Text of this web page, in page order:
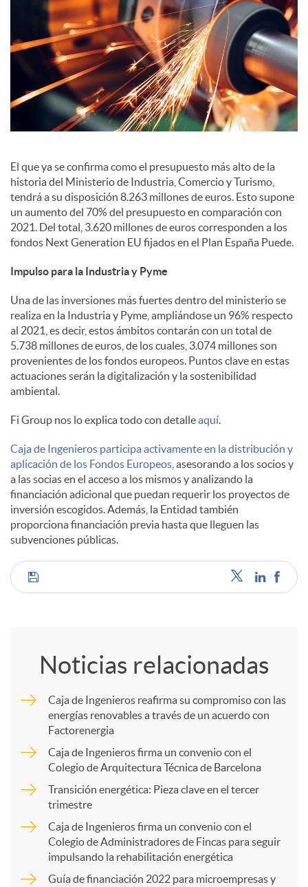
c
i
l
e
s
El que ya se confirma como el presupuesto más alto de la
historia del Ministerio de Industria, Comercio y Turismo,
tendrá a su disposición 8.263 millones de euros. Esto supone
un aumento del 70% del presupuesto en comparación con
2021. Del total, 3.620 millones de euros corresponden a los
fondos Next Generation EU fijados en el Plan España Puede.
Impulso para la Industria y Pyme
Una de las inversiones más fuertes dentro del ministerio se
realiza en la Industria y Pyme, ampliándose un 96% respecto
al 2021, es decir, estos ámbitos contarán con un total de
5.738 millones de euros, de los cuales, 3.074 millones son
provenientes de los fondos europeos. Puntos clave en estas
actuaciones serán la digitalización y la sostenibilidad
ambiental.
Fi Group nos lo explica todo con detalleaquí
Caja de Ingenieros participa activamente en la distribución y
aplicación de los Fondos Europeos, asesorando a los socios y
a las socias en el acceso a los mismos y analizando la
financiación adicional que puedan requerir los proyectos de
inversión escogidos. Además, la Entidad también
proporciona financiación previa hasta que lleguen las
subvenciones públicas.
C
r
Noticias relacionadas
Caja de Ingenieros reafirma su compromiso con las
energías renovables a través de un acuerdo con
Factorenergia
Caja de Ingenieros firma un convenio con el
Colegio de Arquitectura Técnica de Barcelona
Transición energética: Pieza clave en el tercer
trimestre
Caja de Ingenieros firma un convenio con el
Colegio de Administradores de Fincas para seguir
impulsando la rehabilitación energética
Guía de financiación 2022 para microempresas y